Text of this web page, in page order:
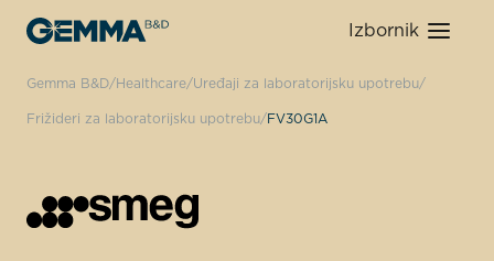
Izbornik
Gemma B&D Healthcare Uređaji za laboratorijsku upotrebu
Frižideri za laboratorijsku upotrebu FV30G1A